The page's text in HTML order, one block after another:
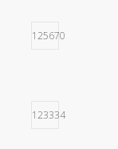
125670
123334